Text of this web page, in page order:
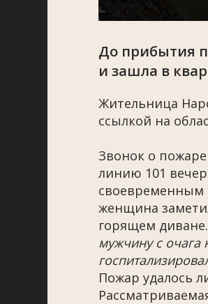
До прибытия
и зашла в
Жительница
ссылкой на
Звонок о
линию 101
своевременным
женщина
горящем диване.
мужчину с
Пожар удалось